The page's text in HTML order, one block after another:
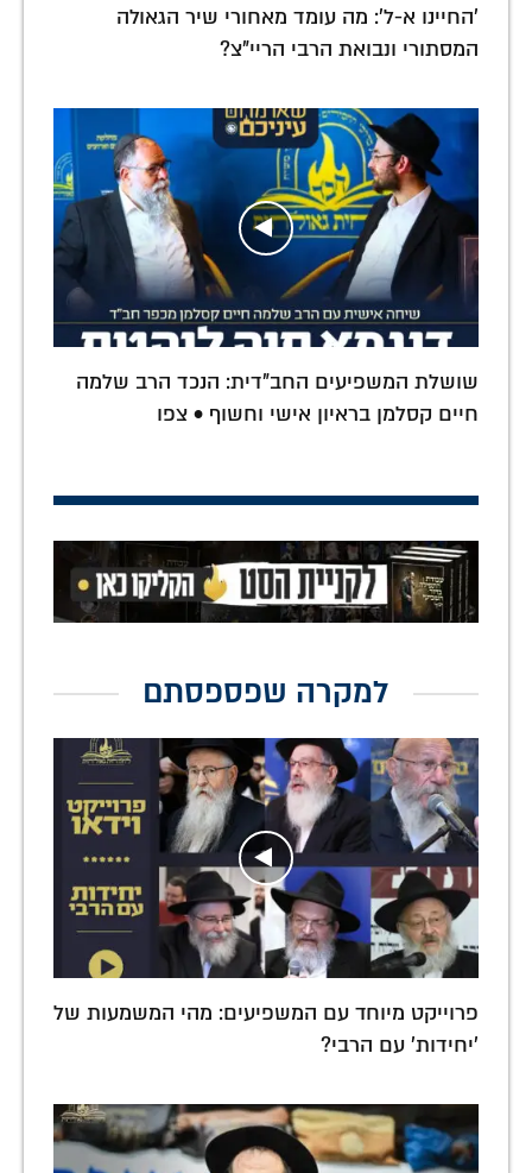
'החיינו א-ל': מה עומד מאחורי שיר הגאולה
המסתורי ונבואת הרבי הריי"צ?
שושלת המשפיעים החב"דית: הנכד הרב שלמה
חיים קסלמן בראיון אישי וחשוף • צפו
למקרה שפספסתם
פרוייקט מיוחד עם המשפיעים: מהי המשמעות של
'יחידות' עם הרבי?